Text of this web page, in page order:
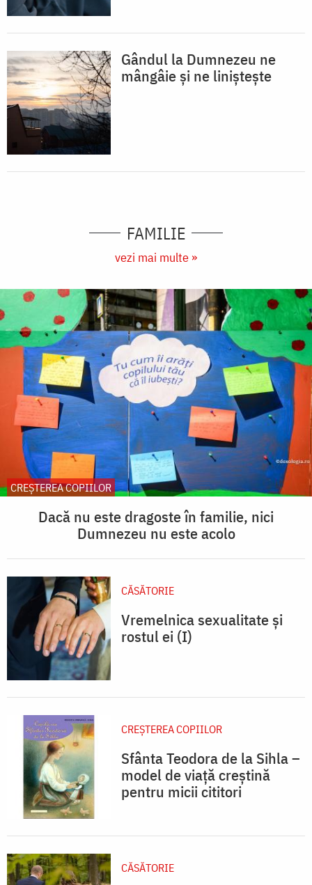
Gândul la Dumnezeu ne
mângâie și ne liniștește
FAMILIE
vezi mai multe »
CREŞTEREA COPIILOR
Dacă nu este dragoste în familie, nici
Dumnezeu nu este acolo
CĂSĂTORIE
Vremelnica sexualitate și
rostul ei (I)
CREŞTEREA COPIILOR
Sfânta Teodora de la Sihla –
model de viaţă creştină
pentru micii cititori
CĂSĂTORIE